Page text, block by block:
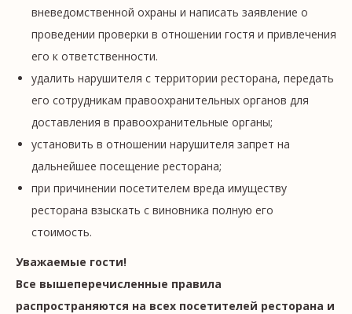
вневедомственной охраны и написать заявление о
проведении проверки в отношении гостя и привлечения
его к ответственности.
удалить нарушителя с территории ресторана, передать
его сотрудникам правоохранительных органов для
доставления в правоохранительные органы;
установить в отношении нарушителя запрет на
дальнейшее посещение ресторана;
при причинении посетителем вреда имуществу
ресторана взыскать с виновника полную его
стоимость.
Уважаемые гости!
Все вышеперечисленные правила
распространяются на всех посетителей ресторана и